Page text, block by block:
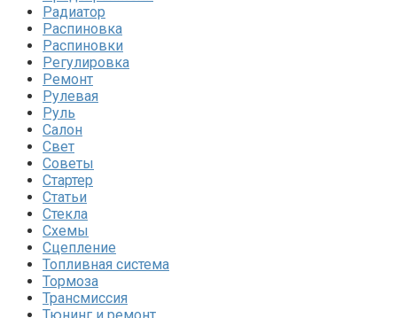
Радиатор
Распиновка
Распиновки
Регулировка
Ремонт
Рулевая
Руль
Салон
Свет
Советы
Стартер
Статьи
Стекла
Схемы
Сцепление
Топливная система
Тормоза
Трансмиссия
Тюнинг и ремонт